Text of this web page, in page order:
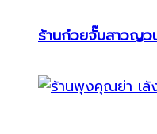
ร้านก๋วยจั๊บสาวญ